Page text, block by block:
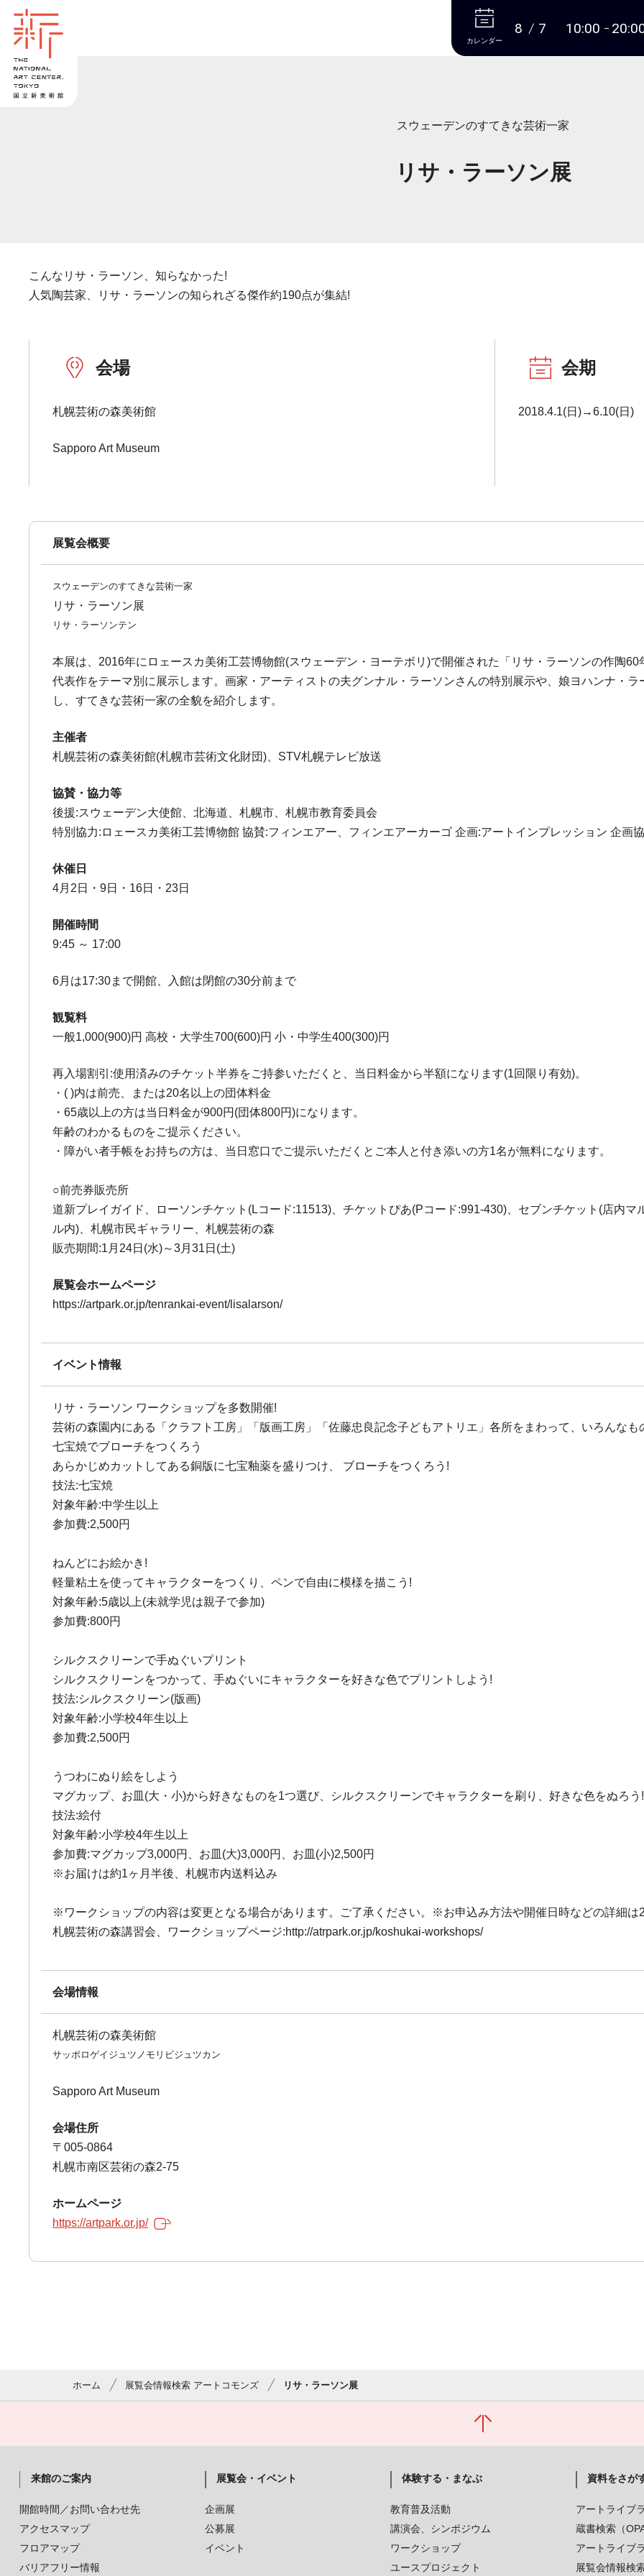
本文へ
カレンダー
8 7 10:00
スウェーデンのすてきな芸術一家
リサ・ラーソン展
こんなリサ・ラーソン、知らなかった!
人気陶芸家、リサ・ラーソンの知られざる傑作約190点が集結!
会場
札幌芸術の森美術館
Sapporo Art Museum
会期
2018.4.1(日)→6.10(日)
展覧会概要
スウェーデンのすてきな芸術一家
リサ・ラーソン展
リサ・ラーソンテン
本展は、2016年にロェースカ美術工芸博物館(スウェーデン・ヨーテボリ)で開催された「リサ・ラーソンの作陶
代表作をテーマ別に展示します。画家・アーティストの夫グンナル・ラーソンさんの特別展示や、娘ヨハンナ・
し、すてきな芸術一家の全貌を紹介します。
主催者
札幌芸術の森美術館(札幌市芸術文化財団)、STV札幌テレビ放送
協賛・協力等
後援:スウェーデン大使館、北海道、札幌市、札幌市教育委員会
特別協力:ロェースカ美術工芸博物館 協賛:フィンエアー、フィンエアーカーゴ 企画:アートインプレッション 企画
休催日
4月2日・9日・16日・23日
開催時間
9:45 ～ 17:00
6月は17:30まで開館、入館は閉館の30分前まで
観覧料
一般1,000(900)円 高校・大学生700(600)円 小・中学生400(300)円
再入場割引:使用済みのチケット半券をご持参いただくと、当日料金から半額になります(1回限り有効)。
・( )内は前売、または20名以上の団体料金
・65歳以上の方は当日料金が900円(団体800円)になります。
年齢のわかるものをご提示ください。
・障がい者手帳をお持ちの方は、当日窓口でご提示いただくとご本人と付き添いの方1名が無料になります。
○前売券販売所
道新プレイガイド、ローソンチケット(Lコード:11513)、チケットぴあ(Pコード:991-430)、セブンチケット(店内
ル内)、札幌市民ギャラリー、札幌芸術の森
販売期間:1月24日(水)～3月31日(土)
展覧会ホームページ
https://artpark.or.jp/tenrankai-event/lisalarson/
イベント情報
リサ・ラーソン ワークショップを多数開催!
芸術の森園内にある「クラフト工房」「版画工房」「佐藤忠良記念子どもアトリエ」各所をまわって、いろんなも
七宝焼でブローチをつくろう
あらかじめカットしてある銅版に七宝釉薬を盛りつけ、 ブローチをつくろう!
技法:七宝焼
対象年齢:中学生以上
参加費:2,500円
ねんどにお絵かき!
軽量粘土を使ってキャラクターをつくり、ペンで自由に模様を描こう!
対象年齢:5歳以上(未就学児は親子で参加)
参加費:800円
シルクスクリーンで手ぬぐいプリント
シルクスクリーンをつかって、手ぬぐいにキャラクターを好きな色でプリントしよう!
技法:シルクスクリーン(版画)
対象年齢:小学校4年生以上
参加費:2,500円
うつわにぬり絵をしよう
マグカップ、お皿(大・小)から好きなものを1つ選び、シルクスクリーンでキャラクターを刷り、好きな色をぬろう!
技法:絵付
対象年齢:小学校4年生以上
参加費:マグカップ3,000円、お皿(大)3,000円、お皿(小)2,500円
※お届けは約1ヶ月半後、札幌市内送料込み
※ワークショップの内容は変更となる場合があります。ご了承ください。※お申込み方法や開催日時などの詳細は
札幌芸術の森講習会、ワークショップページ:http://atrpark.or.jp/koshukai-workshops/
会場情報
札幌芸術の森美術館
サッポロゲイジュツノモリビジュツカン
Sapporo Art Museum
会場住所
〒005-0864
札幌市南区芸術の森2-75
ホームページ
https://artpark.or.jp/
ホーム 展覧会情報検索 アートコモンズ リサ・ラーソン展
来館のご案内
開館時間／お問い合わせ先
アクセスマップ
フロアマップ
バリアフリー情報
展覧会・イベント
企画展
公募展
イベント
体験する・まなぶ
教育普及活動
講演会、シンポジウム
ワークショップ
ユースプロジェクト
資料をさが
アートライブ
蔵書検索（
アートライブ
展覧会情報検